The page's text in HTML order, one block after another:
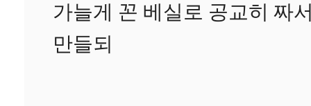
가늘게 꼰 베실로 공교히 짜
만들되